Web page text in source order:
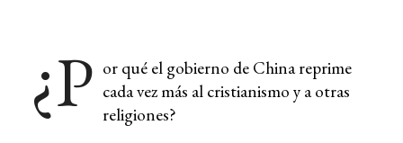
¿P or qué el gobierno de China reprime
cada vez más al cristianismo y a otras
religiones?